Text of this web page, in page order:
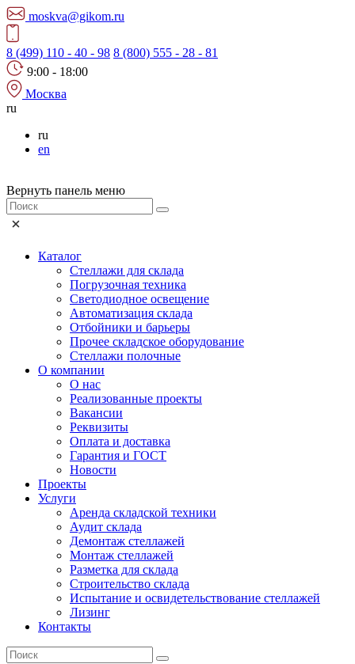
moskva@gikom.ru
8 (499) 110 - 40 - 98 8 (800) 555 - 28 - 81
9:00 - 18:00
Москва
ru
ru
en
Вернуть панель меню
Каталог
Стеллажи для склада
Погрузочная техника
Светодиодное освещение
Автоматизация склада
Отбойники и барьеры
Прочее складское оборудование
Стеллажи полочные
О компании
О нас
Реализованные проекты
Вакансии
Реквизиты
Оплата и доставка
Гарантия и ГОСТ
Новости
Проекты
Услуги
Аренда складской техники
Аудит склада
Демонтаж стеллажей
Монтаж стеллажей
Разметка для склада
Строительство склада
Испытание и освидетельствование стеллажей
Лизинг
Контакты